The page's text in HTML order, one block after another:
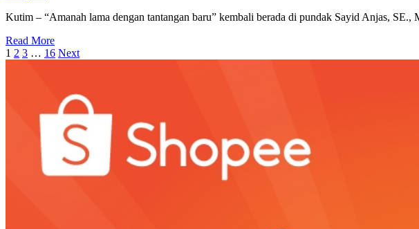
Kutim – “Amanah lama dengan tantangan baru” kembali berada di pundak Sayid Anjas,
Read More
1 2 3 … 16 Next